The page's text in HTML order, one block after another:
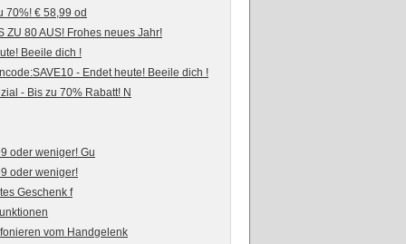
70%! € 58,99 od
ZU 80 AUS! Frohes neues Jahr!
Beeile dich !
- Endet heute! Beeile dich !
- Bis zu 70% Rabatt! N
oder weniger! Gu
oder weniger!
Geschenk f
vom Handgelenk